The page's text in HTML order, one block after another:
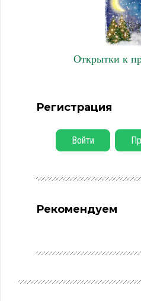
Открытки к
Регистрация
Войти
Рекомендуем